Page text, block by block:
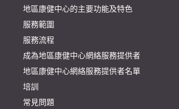
地區康健中心的主要功能及特色
服務範圍
服務流程
成為地區康健中心網絡服務提供者
地區康健中心網絡服務提供者名單
培訓
常見問題